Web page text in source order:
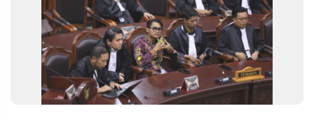
RESOLUSI
MEDIA